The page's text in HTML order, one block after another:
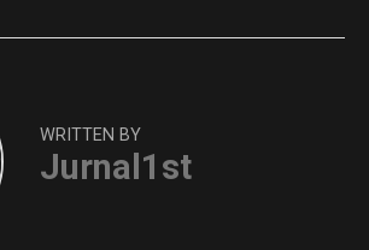
WRITTEN BY
Jurnal1st